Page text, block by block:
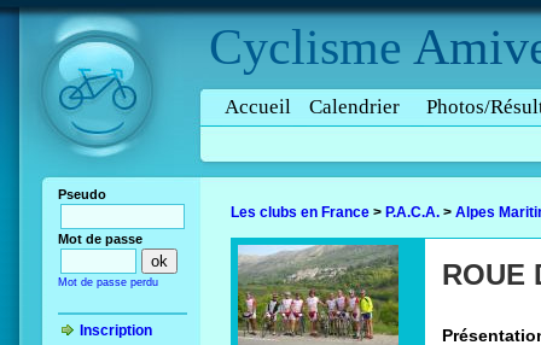
Cyclisme
Accueil Calendrier Photos/
Pseudo
Mot de passe
Mot de passe perdu
Inscription
Les clubs en France > P.A.C.A. > Alpes
ROUE